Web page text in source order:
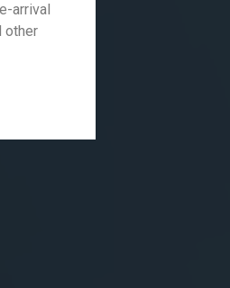
arrival
other